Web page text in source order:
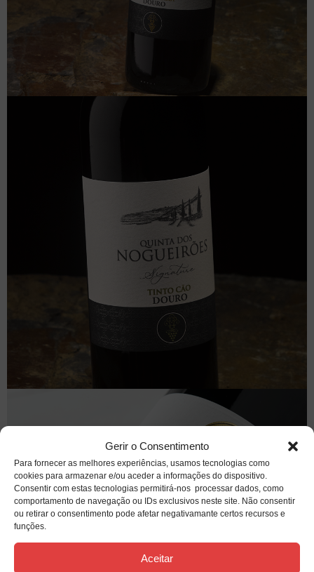
Gerir o Consentimento
Para fornecer as melhores experiências, usamos tecnologias como
cookies para armazenar e/ou aceder a informações do dispositivo.
Consentir com estas tecnologias permitirá-nos processar dados, como
comportamento de navegação ou IDs exclusivos neste site. Não consentir
ou retirar o consentimento pode afetar negativamante certos recursos e
funções.
Aceitar